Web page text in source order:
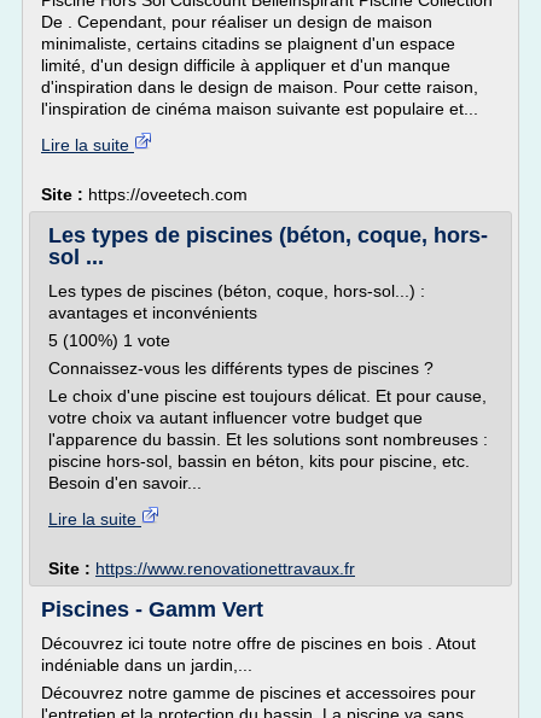
De . Cependant, pour réaliser un design de maison
minimaliste, certains citadins se plaignent d'un espace
limité, d'un design difficile à appliquer et d'un manque
d'inspiration dans le design de maison. Pour cette raison,
l'inspiration de cinéma maison suivante est populaire et...
Lire la suite
Site : https://oveetech.com
Les types de piscines (béton, coque, hors-
sol ...
Les types de piscines (béton, coque, hors-sol...) :
avantages et inconvénients
5 (100%) 1 vote
Connaissez-vous les différents types de piscines ?
Le choix d'une piscine est toujours délicat. Et pour cause,
votre choix va autant influencer votre budget que
l'apparence du bassin. Et les solutions sont nombreuses :
piscine hors-sol, bassin en béton, kits pour piscine, etc.
Besoin d'en savoir...
Lire la suite
Site : https://www.renovationettravaux.fr
Piscines - Gamm Vert
Découvrez ici toute notre offre de piscines en bois . Atout
indéniable dans un jardin,...
Découvrez notre gamme de piscines et accessoires pour